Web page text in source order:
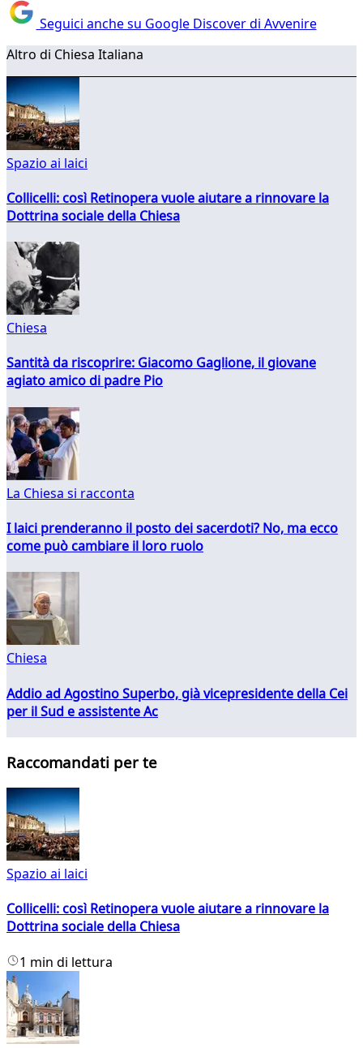
Seguici anche su Google Discover di Avvenire
Altro di Chiesa Italiana
Spazio ai laici
Collicelli: così Retinopera vuole aiutare a rinnovare la
Dottrina sociale della Chiesa
Chiesa
Santità da riscoprire: Giacomo Gaglione, il giovane
agiato amico di padre Pio
La Chiesa si racconta
I laici prenderanno il posto dei sacerdoti? No, ma ecco
come può cambiare il loro ruolo
Chiesa
Addio ad Agostino Superbo, già vicepresidente della Cei
per il Sud e assistente Ac
Raccomandati per te
Spazio ai laici
Collicelli: così Retinopera vuole aiutare a rinnovare la
Dottrina sociale della Chiesa
1 min di lettura